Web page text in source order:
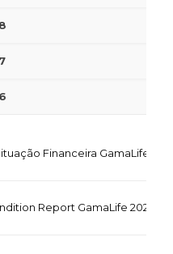
Financeira GamaLife
Report GamaLife 2025